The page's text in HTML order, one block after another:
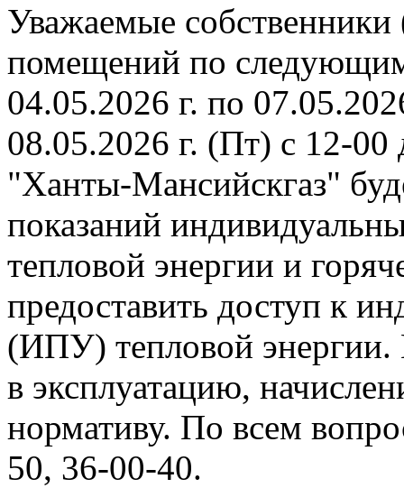
Уважаемые
помещений по
04.05.2026 г. по
08.05.2026 г. (Пт) с 12-
"Ханты-Мансийскгаз"
показаний
тепловой энергии и
предоставить доступ к
(ИПУ) тепловой энергии.
в эксплуатацию,
нормативу. По всем
50, 36-00-40.